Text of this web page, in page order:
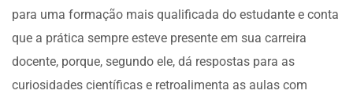
para uma formação mais qualificada do estudante e conta
que a prática sempre esteve presente em sua carreira
docente, porque, segundo ele, dá respostas para as
curiosidades científicas e retroalimenta as aulas com